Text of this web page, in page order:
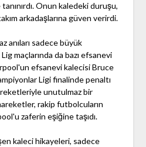
Onun kaledeki duruşu,
arkadaşlarına güven verirdi.
anıları sadece büyük
maçlarında da bazı efsanevi
efsanevi kalecisi Bruce
Ligi finalinde penaltı
unutulmaz bir
rakip futbolcuların
zaferin eşiğine taşıdı.
kaleci hikayeleri, sadece